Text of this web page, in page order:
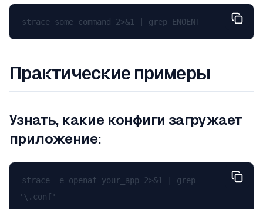
strace some_command 2>&1 | grep ENOENT
Практические примеры
Узнать, какие конфиги загружает
приложение:
strace -e openat your_app 2>&1 | grep